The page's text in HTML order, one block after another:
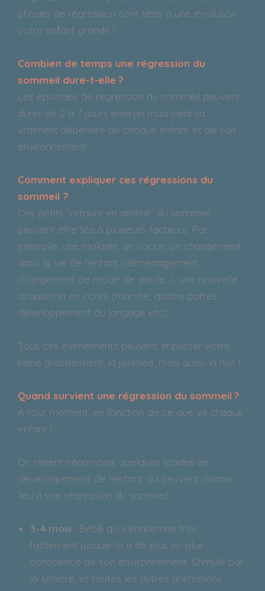
phases de régression sont liées à une évolution :
votre enfant grandit !
Combien de temps une régression du
sommeil dure-t-elle ?
Les épisodes de régression du sommeil peuvent
durer de 2 à 7 jours environ mais cela va
vraiment dépendre de chaque enfant et de son
environnement.
Comment expliquer ces régressions du
sommeil ?
Ces petits “retours en arrière” du sommeil
peuvent être liés à plusieurs facteurs. Par
exemple, une maladie, un vaccin, un changement
dans la vie de l’enfant (déménagement,
changement de mode de garde…), une nouvelle
acquisition en cours (marche, quatre pattes,
développement du langage etc).
Tous ces événements peuvent impacter votre
bébé globalement, la journée, mais aussi la nuit !
Quand survient une régression du sommeil ?
À tout moment, en fonction de ce que vit chaque
enfant !
On retient néanmoins quelques stades de
développement de l’enfant qui peuvent donner
lieu à une régression du sommeil :
3-4 mois : Bébé qui s’endormait très
facilement jusque-là a de plus en plus
conscience de son environnement. Stimulé par
la lumière, et toutes les autres animations